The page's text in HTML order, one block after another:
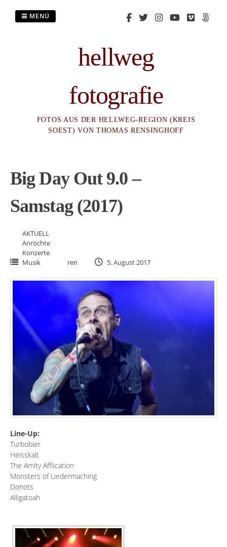
hellweg
fotografie
FOTOS AUS DER HELLWEG-REGION (KREIS
SOEST) VON THOMAS RENSINGHOFF
MENÜ
Big Day Out 9.0 –
Samstag (2017)
AKTUELL
Anröchte
Konzerte
Musik
ren 5. August 2017
Line-Up:
Turbobier
Heisskalt
The Amity Afflication
Monsters of Liedermaching
Donots
Alligatoah